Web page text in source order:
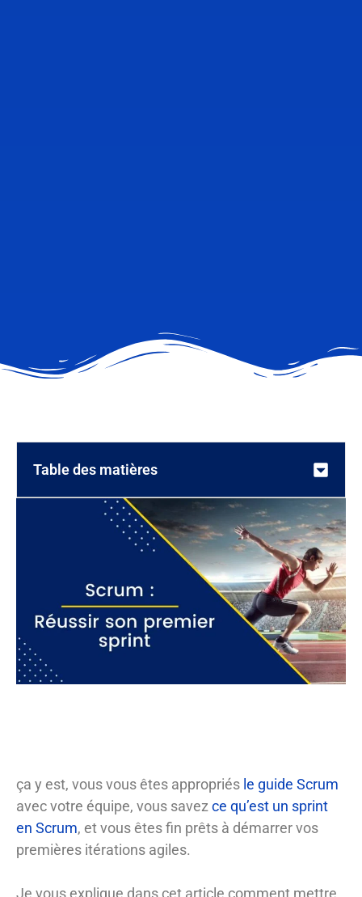
Table des matières
ça y est, vous vous êtes appropriés le guide Scrum
avec votre équipe, vous savez ce qu’est un sprint
en Scrum, et vous êtes fin prêts à démarrer vos
premières itérations agiles.
Je vous explique dans cet article comment mettre